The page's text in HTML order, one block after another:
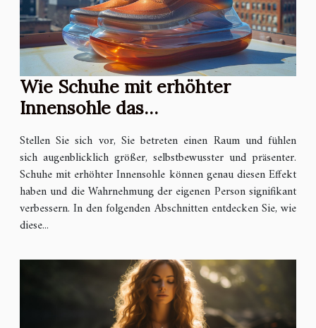
Wie Schuhe mit erhöhter
Innensohle das
können
Stellen Sie sich vor, Sie betreten einen Raum und fühlen
sich augenblicklich größer, selbstbewusster und präsenter.
Schuhe mit erhöhter Innensohle können genau diesen Effekt
haben und die Wahrnehmung der eigenen Person signifikant
verbessern. In den folgenden Abschnitten entdecken Sie, wie
diese...